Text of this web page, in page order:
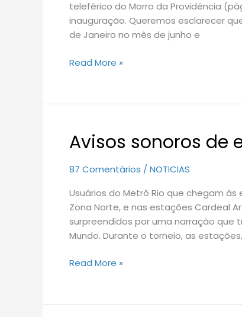
teleférico do Morro da Providência
inauguração. Queremos esclarecer
de Janeiro no mês de junho e
Read More »
Avisos sonoros de
87 Comentários /NOTICIAS
Usuários do Metrô Rio que chegam às
Zona Norte, e nas estações Cardeal
surpreendidos por uma narração que
Mundo. Durante o torneio, as
Avisos
sonoros
de
em
‘gols’
no
Metrô
Read More »